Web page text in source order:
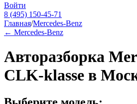
Войти
8 (495) 150-45-71
Главная/Mercedes-Benz
← Mercedes-Benz
Авторазборка
CLK-klasse в